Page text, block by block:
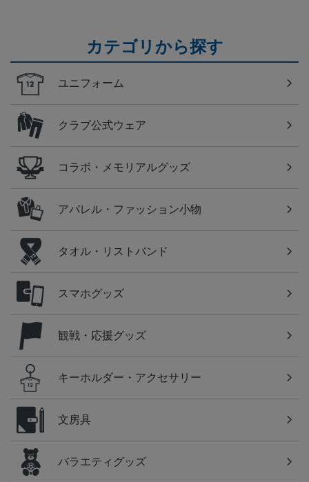
カテゴリから探す
ユニフォーム
クラブ公式ウェア
コラボ・メモリアルグッズ
アパレル・ファッション小物
タオル・リストバンド
スマホグッズ
観戦・応援グッズ
キーホルダー・アクセサリー
文房具
バラエティグッズ